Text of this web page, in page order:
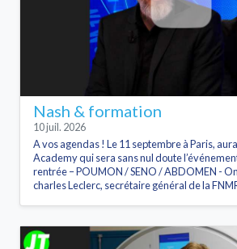
Nash & formation
10 juil. 2026
A vos agendas ! Le 11 septembre à Paris,
Academy qui sera sans nul doute
rentrée – POUMON / SENO / ABDOMEN -
charles Leclerc, secrétaire général de la